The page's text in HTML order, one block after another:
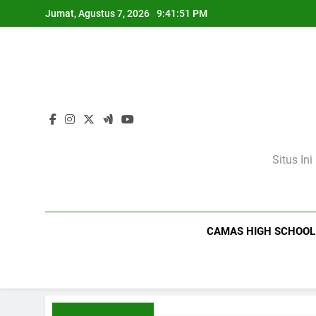
to
Jumat, Agustus 7, 2026 9:41:52 PM
Situs Ini
CAMAS HIGH SCHOOL